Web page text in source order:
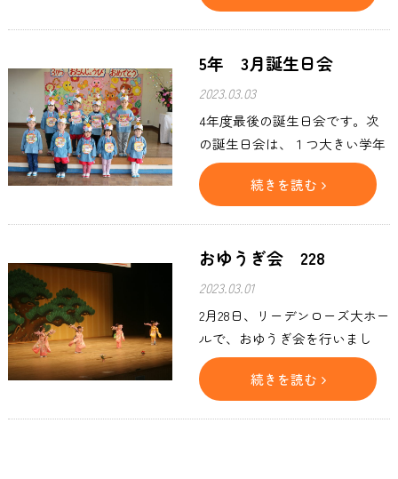
5年 3月誕生日会
2023.03.03
4年度最後の誕生日会です。次
の誕生日会は、１つ大きい学年
で誕生日会ですね。
続きを読む
おゆうぎ会 228
2023.03.01
2月28日、リーデンローズ大ホー
ルで、おゆうぎ会を行いまし
た。 コロナも、少しずつ収束に
向かっており、全学年でのおゆ
続きを読む